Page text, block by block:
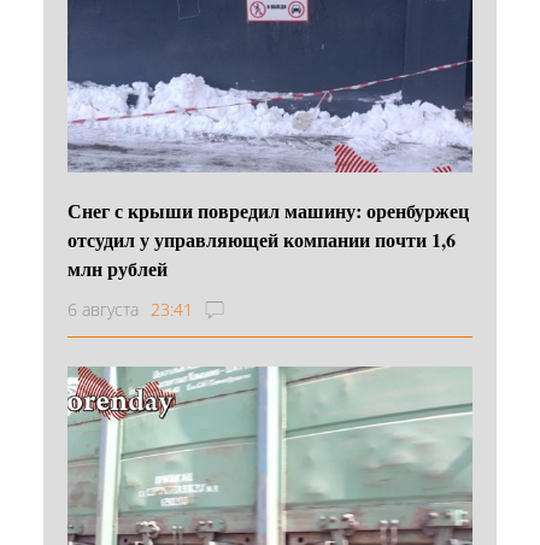
Снег с крыши повредил машину: оренбуржец
отсудил у управляющей компании почти 1,6
млн рублей
6 августа 23:41